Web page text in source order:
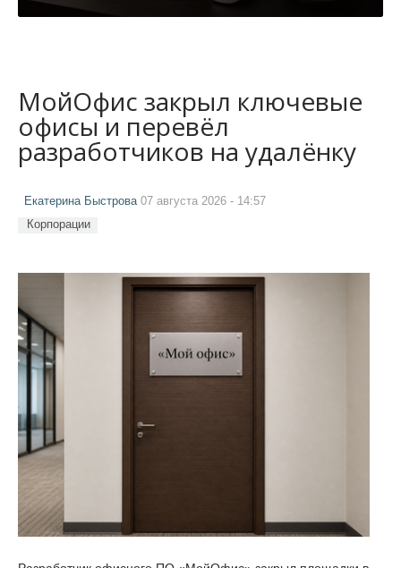
МойОфис закрыл ключевые
офисы и перевёл
разработчиков на удалёнку
Екатерина Быстрова07 августа 2026 - 14:57
Корпорации